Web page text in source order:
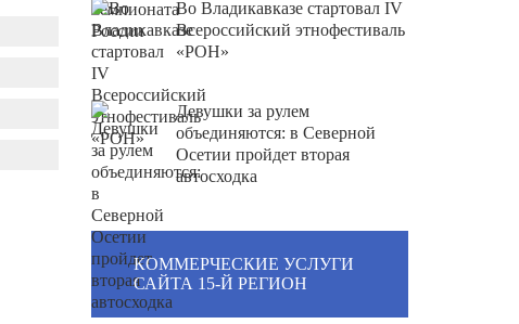
Во Владикавказе стартовал IV
Всероссийский этнофестиваль
«РОН»
Девушки за рулем
объединяются: в Северной
Осетии пройдет вторая
автосходка
КОММЕРЧЕСКИЕ УСЛУГИ
САЙТА 15-Й РЕГИОН